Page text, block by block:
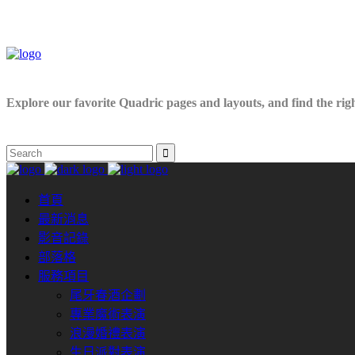
Explore our favorite Quadric pages and layouts, and find the
首頁
最新消息
影音記錄
部落格
服務項目
尾牙春酒企劃
專業魔術表演
浪漫婚禮表演